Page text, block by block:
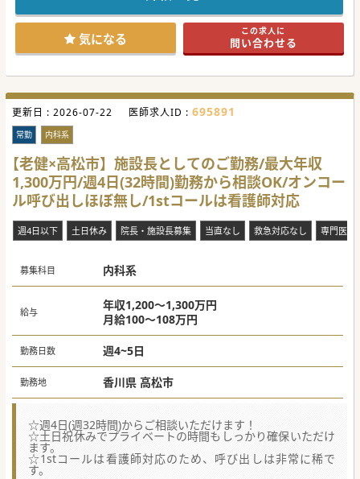
■救急車の搬送数は一日あたり平均2件程度と落ち着いてお
り、急性期でありながらも時間外の対応に追われず穏やかに
勤務できます。
【具体的な業務内容】
民の主訴に応えながら1コマあたり平均20名程度を診療して
いただきます。
■病棟管理では主治医制のもとで10名程度を受け持ち、内科
疾患を中心に急性期から地ケア、緩和ケアまで幅広く管理し
ていただきます。
■希望や経験に応じて訪問診療にも携わることが可能であ
り、看護師兼ドライバーが帯同する体制で居宅中心に巡回し
ていただきます。
【募集背景】
■これまで内科診療を支えていた時短常勤の医師が退職した
ことに伴い、外来および病棟管理の体制を維持するための補
■地域の高齢化に伴う内科疾患の増加に対応し、医師一人あ
たりの業務負担を軽減しつつ、より質の高い医療の提供を目
病をはじめとする慢性期医療の診療応需体制をさらに強化し
ていきたいお考えです。
#秋入職可
気になる この求人に
問い合わせる
更新日 : 2026-07-22 医師求人ID : 695891
常勤 内科系
【老健×高松市】施設長としてのご勤務/最大年収
1,300万円/週4日(32時間)勤務から相談OK/オンコー
ル呼び出しほぼ無し/1stコールは看護師対応
週4日以下 土日休み 院長・施設長募集 当直なし 救急対応なし 専門医不
募集科目 内科系
給与
年収1,200～1,300万円
月給100～108万円
勤務日数 週4~5日
勤務地 香川県 高松市
☆週4日(週32時間)からご相談いただけます！
☆土日祝休みでプライベートの時間もしっかり確保いただけ
ます。
☆1stコールは看護師対応のため、呼び出しは非常に稀で
す。